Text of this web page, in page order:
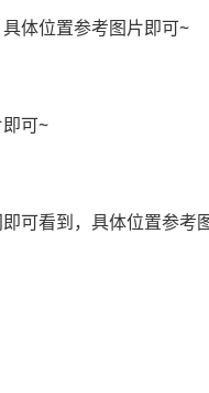
体位置参考图片即可~
可~
可看到，具体位置参考